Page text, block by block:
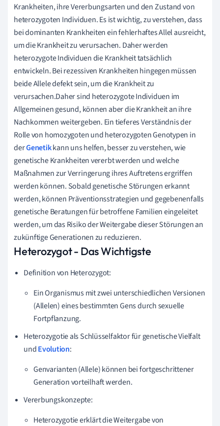
Krankheiten, ihre Vererbungsarten und den Zustand von
heterozygoten Individuen. Es ist wichtig, zu verstehen, dass
bei dominanten Krankheiten ein fehlerhaftes Allel ausreicht,
um die Krankheit zu verursachen. Daher werden
heterozygote Individuen die Krankheit tatsächlich
entwickeln. Bei rezessiven Krankheiten hingegen müssen
beide Allele defekt sein, um die Krankheit zu
verursachen.Daher sind heterozygote Individuen im
Allgemeinen gesund, können aber die Krankheit an ihre
Nachkommen weitergeben. Ein tieferes Verständnis der
Rolle von homozygoten und heterozygoten Genotypen in
derGenetikkann uns helfen, besser zu verstehen, wie
genetische Krankheiten vererbt werden und welche
Maßnahmen zur Verringerung ihres Auftretens ergriffen
werden können. Sobald genetische Störungen erkannt
werden, können Präventionsstrategien und gegebenenfalls
genetische Beratungen für betroffene Familien eingeleitet
werden, um das Risiko der Weitergabe dieser Störungen an
zukünftige Generationen zu reduzieren.
Heterozygot - Das Wichtigste
Definition von Heterozygot:
Ein Organismus mit zwei unterschiedlichen Versionen
(Allelen) eines bestimmten Gens durch sexuelle
Fortpflanzung.
Heterozygotie als Schlüsselfaktor für genetische Vielfalt
undEvolution:
Genvarianten (Allele) können bei fortgeschrittener
Generation vorteilhaft werden.
Vererbungskonzepte:
Heterozygotie erklärt die Weitergabe von